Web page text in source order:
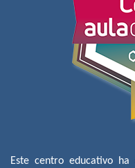
Este centro educativo